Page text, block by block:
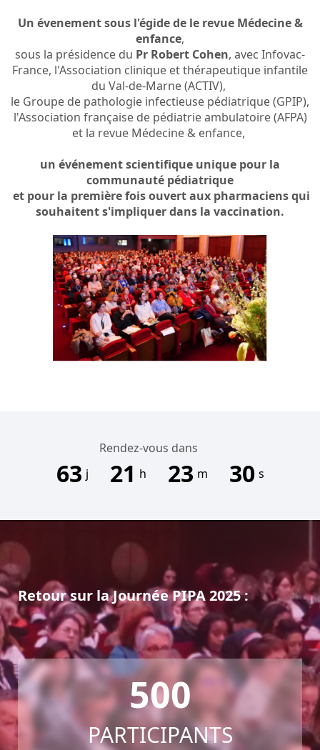
Un évenement sous l'égide de le revue Médecine &
enfance,
sous la présidence du Pr Robert Cohen, avec Infovac-
France, l'Association clinique et thérapeutique infantile
du Val-de-Marne (ACTIV),
le Groupe de pathologie infectieuse pédiatrique (GPIP),
l'Association française de pédiatrie ambulatoire (AFPA)
et la revue Médecine & enfance,
un événement scientifique unique pour la
communauté pédiatrique
et pour la première fois ouvert aux pharmaciens qui
souhaitent s'impliquer dans la vaccination.
Rendez-vous dans
63 j 21 h 23 m 29 s
Retour sur la Journée PIPA 2025 :
500
PARTICIPANTS